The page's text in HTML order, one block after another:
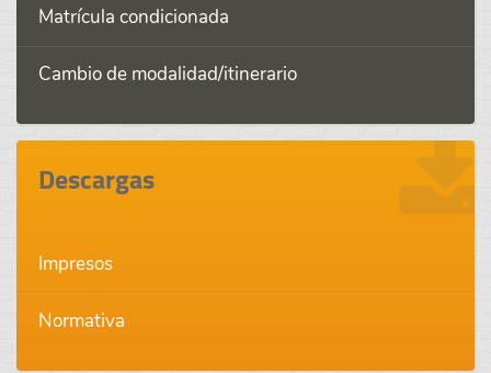
Matrícula condicionada
Cambio de modalidad/itinerario
Descargas
Impresos
Normativa